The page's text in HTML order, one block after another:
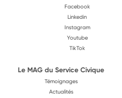
Facebook
Linkedin
Instagram
Youtube
TikTok
Le MAG du Service Civique
Témoignages
Actualités